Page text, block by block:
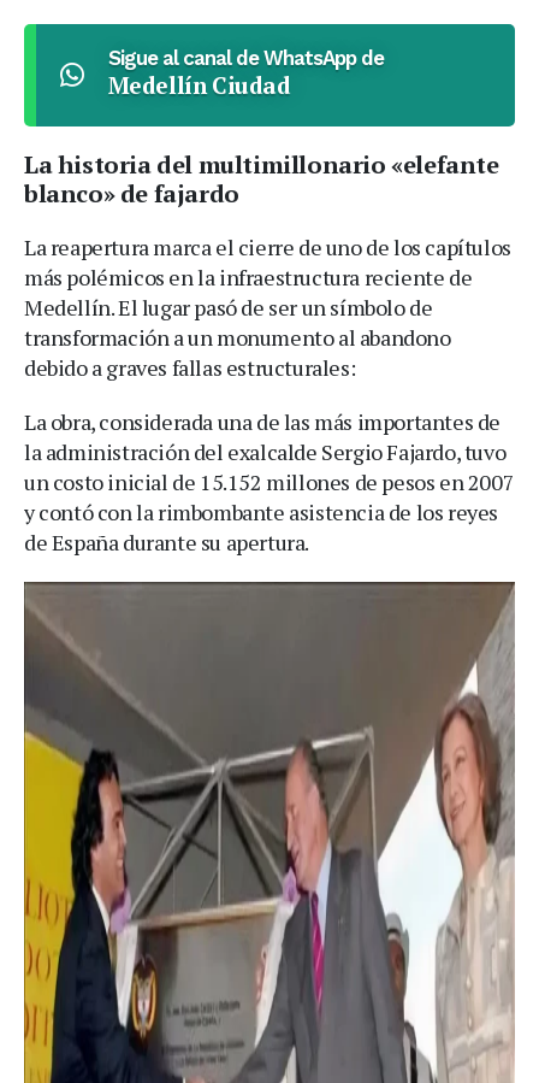
Sigue al canal de WhatsApp de
Medellín Ciudad
La historia del multimillonario «elefante
blanco» de fajardo
La reapertura marca el cierre de uno de los capítulos
más polémicos en la infraestructura reciente de
Medellín. El lugar pasó de ser un símbolo de
transformación a un monumento al abandono
debido a graves fallas estructurales:
La obra, considerada una de las más importantes de
la administración del exalcalde Sergio Fajardo, tuvo
un costo inicial de 15.152 millones de pesos en 2007
y contó con la rimbombante asistencia de los reyes
de España durante su apertura.